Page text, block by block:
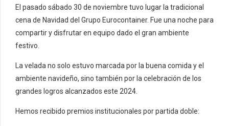
El pasado sábado 30 de noviembre tuvo lugar la tradicional
cena de Navidad del Grupo Eurocontainer. Fue una noche para
compartir y disfrutar en equipo dado el gran ambiente
festivo.
La velada no solo estuvo marcada por la buena comida y el
ambiente navideño, sino también por la celebración de los
grandes logros alcanzados este 2024.
Hemos recibido premios institucionales por partida doble: